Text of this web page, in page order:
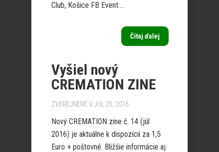
Club, Košice FB Event:...
Čítaj ďalej
Vyšiel nový
CREMATION ZINE
ZVEREJNENÉ V JÚL 25, 2016
Nový CREMATION zine č. 14 (júl
2016) je aktuálne k dispozícii za 1,5
Euro + poštovné. Bližšie informácie aj